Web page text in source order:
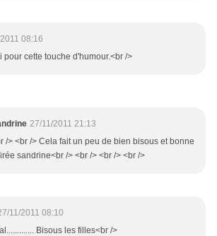
08:16
pour cette touche d'humour.<br />
27/11/2011 21:13
/> <br /> Cela fait un peu de bien bisous et bonne
sandrine<br /> <br /> <br /> <br />
11/2011 08:10
Bisous les filles<br />